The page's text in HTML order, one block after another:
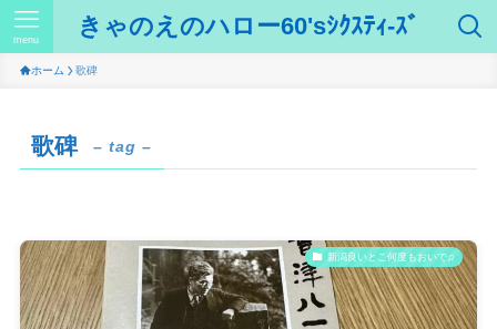
きゃのえのハロー60'sｼｸｽﾃｨ-ｽﾞ
menu
ホーム 歌碑
歌碑 – tag –
新潟良いとこ何度もおいで♫